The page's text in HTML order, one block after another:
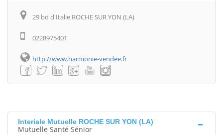
29 bd d'Italie ROCHE SUR YON (LA)
0228975401
http://www.harmonie-vendee.fr
Interiale Mutuelle ROCHE SUR YON (LA)
Mutuelle Santé Sénior